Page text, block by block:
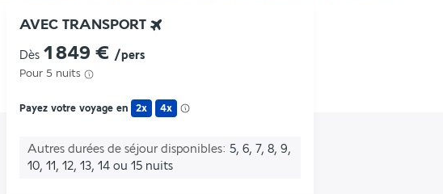
AVEC TRANSPORT
Dès 1 849 € /pers
Pour 5 nuits
Payez votre voyage en 2x 4x
Autres durées de séjour disponibles 5, 6, 7, 8, 9,
10, 11, 12, 13, 14 ou 15 nuits